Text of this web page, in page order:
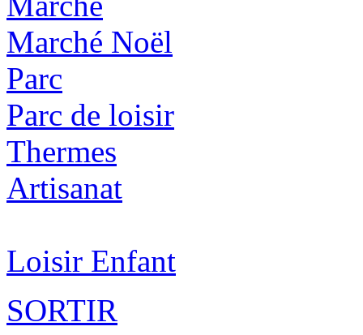
Marché Noël
Parc
Parc de loisir
Thermes
Artisanat
Loisir Enfant
SORTIR